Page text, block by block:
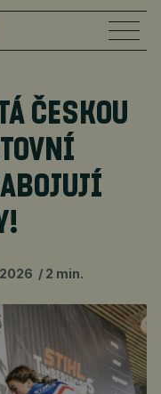
ČESKOU
2 min.